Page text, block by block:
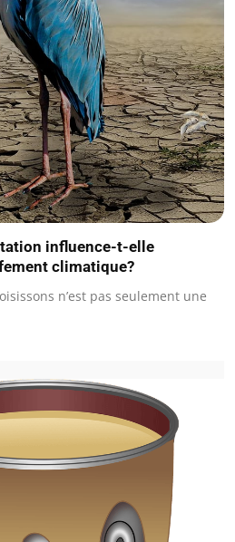
influence-t-elle
climatique?
n’est pas seulement une